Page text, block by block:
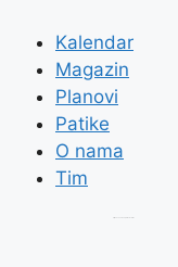
Kalendar
Magazin
Planovi
Patike
O nama
Tim